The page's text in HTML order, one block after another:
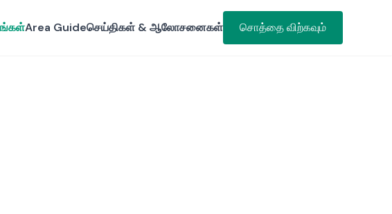
Area Guideசெய்திகள் & ஆலோசனைகள் சொத்தை விற்கவும்